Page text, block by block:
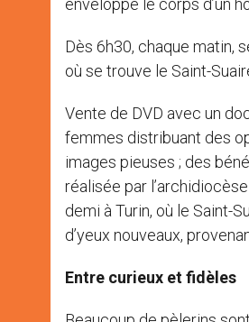
enveloppé le corps d’un
Dès 6h30, chaque matin,
où se trouve le Saint-
Vente de DVD avec un
femmes distribuant des
images pieuses ; des
réalisée par
demi à Turin, où le Saint-
d’yeux nouveaux,
Entre curieux et fidèles